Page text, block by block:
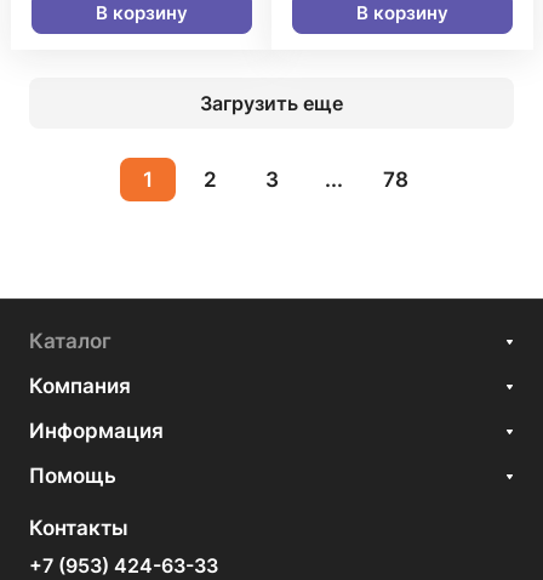
В корзину В корзину
Загрузить еще
1 2 3 ... 78
Каталог
Компания
Информация
Помощь
Контакты
+7 (953) 424-63-33